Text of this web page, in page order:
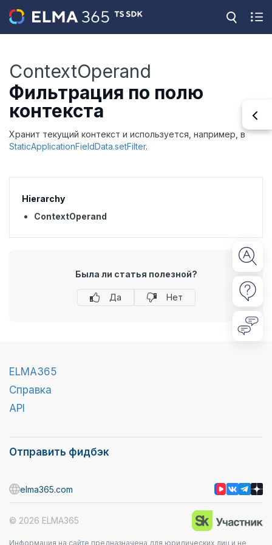
ContextOperand
Фильтрация по полю
контекста
Хранит текущий контекст и используется, например, в
StaticApplicationFieldData.setFilter.
Hierarchy
ContextOperand
Была ли статья полезной?
Да Нет
ELMA365
Справка
API
Отправить фидбэк
Информация на сайте предназначена для юридических лиц и не
© 2026 ELMA365
elma365.com